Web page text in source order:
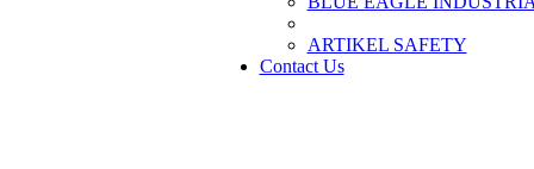
­ARTIKEL SAFETY
Contact Us